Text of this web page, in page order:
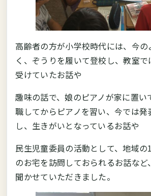
高齢者の方が小学校時代には、今の
く、ぞうりを履いて登校し、教室
受けていたお話や
趣味の話で、娘のピアノが家に置い
職してからピアノを習い、今では発
し、生きがいとなっているお話や
民生児童委員の活動として、地域の
のお宅を訪問しておられるお話など
聞かせていただきました。